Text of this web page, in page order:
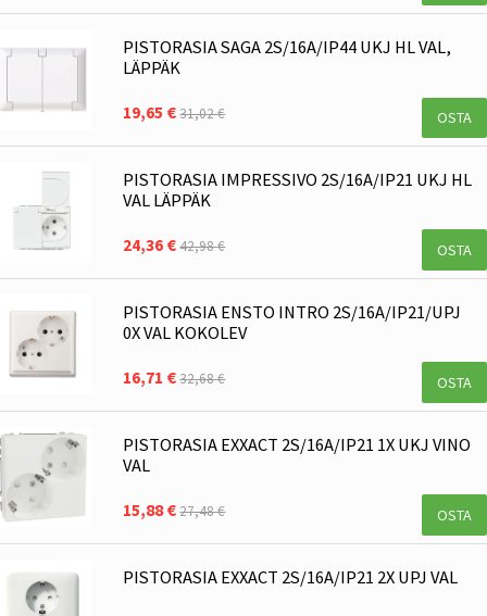
PISTORASIA SAGA 2S/16A/IP44 UKJ HL VAL,
LÄPPÄK
19,65 €31,02 € OSTA
PISTORASIA IMPRESSIVO 2S/16A/IP21 UKJ HL
VAL LÄPPÄK
24,36 €42,98 € OSTA
PISTORASIA ENSTO INTRO 2S/16A/IP21/UPJ
0X VAL KOKOLEV
16,71 €32,68 € OSTA
PISTORASIA EXXACT 2S/16A/IP21 1X UKJ VINO
VAL
15,88 €27,48 € OSTA
PISTORASIA EXXACT 2S/16A/IP21 2X UPJ VAL